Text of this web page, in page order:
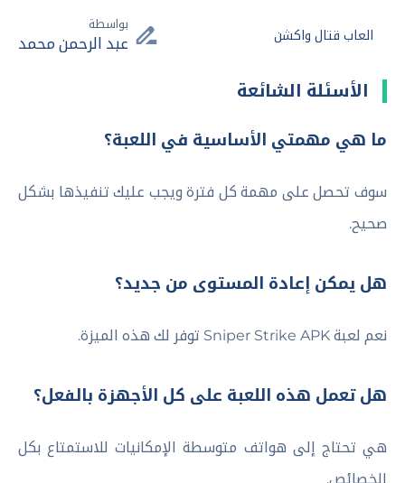
العاب قتال واكشن
بواسطة
عبد الرحمن محمد
الأسئلة الشائعة
ما هي مهمتي الأساسية في اللعبة؟
سوف تحصل على مهمة كل فترة ويجب عليك تنفيذها بشكل
صحيح.
هل يمكن إعادة المستوى من جديد؟
نعم لعبة Sniper Strike APK توفر لك هذه الميزة.
هل تعمل هذه اللعبة على كل الأجهزة بالفعل؟
هي تحتاج إلى هواتف متوسطة الإمكانيات للاستمتاع بكل
الخصائص.